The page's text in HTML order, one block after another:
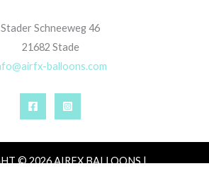
Stader Schneeweg 46
21682 Stade
balloons.com
© 2026 AIRFX BALLOONS |